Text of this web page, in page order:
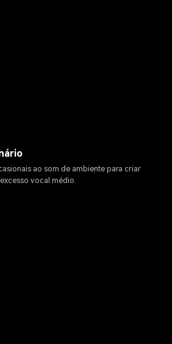
ao som de ambiente para criar
vocal médio.